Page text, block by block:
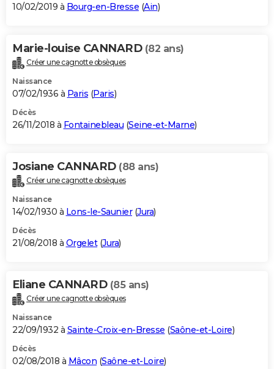
10/02/2019 à Bourg-en-Bresse (Ain)
Marie-louise CANNARD (82 ans)
Créer une cagnotte obsèques
Naissance
07/02/1936 à Paris (Paris)
Décès
26/11/2018 à Fontainebleau (Seine-et-Marne)
Josiane CANNARD (88 ans)
Créer une cagnotte obsèques
Naissance
14/02/1930 à Lons-le-Saunier(Jura)
Décès
21/08/2018 à Orgelet(Jura)
Eliane CANNARD (85 ans)
Créer une cagnotte obsèques
Naissance
22/09/1932 à Sainte-Croix-en-Bresse (Saône-et-Loire)
Décès
02/08/2018 à Mâcon (Saône-et-Loire)